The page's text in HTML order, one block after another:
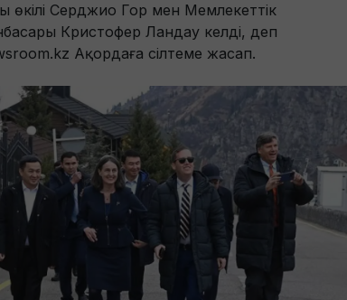
өкілі Серджио Гор мен Мемлекеттік
Кристофер Ландау келді, деп
Ақордаға сілтеме жасап.